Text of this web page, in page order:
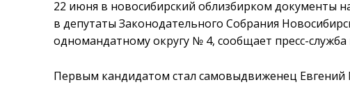
22 июня в новосибирский облизбирком документы
в депутаты Законодательного Собрания
одномандатному округу № 4, сообщает пресс-служба
Первым кандидатом стал самовыдвиженец Евгений